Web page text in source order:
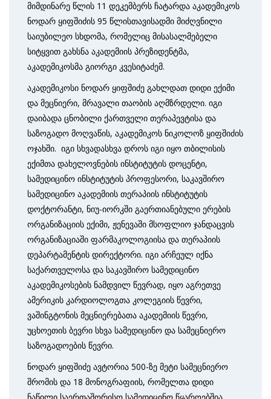
მიმდინარე წლის 11 დეკემბერს ჩატარდა აკადემიკოს
ნოდარ ყიფშიძის 95 წლისთავისადმი მიძღვნილი
საიუბილეო სხდომა, რომელიც მისასალმებელი
სიტყვით გახსნა აკადემიის პრეზიდენტმა,
აკადემიკოსმა გიორგი კვესიტაძემ.
აკადემიკოსი ნოდარ ყიფშიძე გახლდათ დიდი ექიმი
და მეცნიერი, მრავალი თაობის აღმზრდელი. იგი
დაიბადა ცნობილი ქართველი თერაპევტისა და
საზოგადო მოღვაწის, აკადემიკოს ნიკოლოზ ყიფშიძის
ოჯახში. იგი სხვადასხვა დროს იგი იყო თბილისის
ექიმთა დახელოვნების ინსტიტუტის დოცენტი,
სამედიცინო ინსტიტუტის პროფესორი, საკავშირო
სამედიცინო აკადემიის თერაპიის ინსტიტუტის
დოქტორანტი, ნიუ-იორკში გაერთიანებული ერების
ორგანიზაციის ექიმი, ჟენევაში მსოფლიო ჯანდაცვის
ორგანიზაციაში ფარმაკოლოგიისა და თერაპიის
დეპარტამენტის დირექტორი. იგი არჩეულ იქნა
საქართველოსა და საკავშირო სამედიცინო
აკადემიკოსების ნამდვილ წევრად, იყო აგრეთვე
ამერიკის კარდიოლოგთა კოლეგიის წევრი,
ვაშინგტონის მეცნიერებათა აკადემიის წევრი,
უცხოეთის ბევრი სხვა სამედიცინო და სამეცნიერო
საზოგადოების წევრი.
ნოდარ ყიფშიძე ავტორია 500-ზე მეტი სამეცნიერო
შრომის და 18 მონოგრაფიის, რომელთა დიდი
ნაწილი საერთაშორისო სამედიცინო წყაროებშია